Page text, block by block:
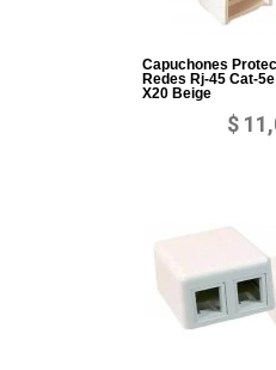
Capuchones
Redes Rj-45 Cat-
X20 Beige
$